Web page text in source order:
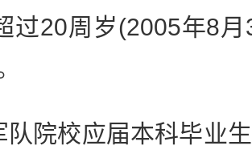
过20周岁(2005年8
校应届本科毕业生